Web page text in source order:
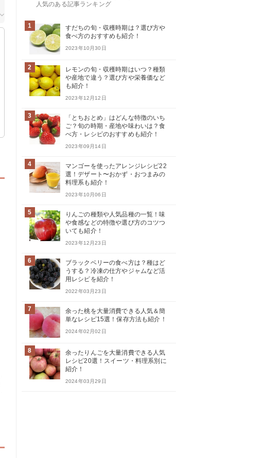
人気のある記事ランキング
1
すだちの旬・収穫時期は？選び方や
食べ方のおすすめも紹介！
2023年10月30日
2
レモンの旬・収穫時期はいつ？種類
や産地で違う？選び方や栄養価など
も紹介！
2023年12月12日
3
「とちおとめ」はどんな特徴のいち
ご？旬の時期・産地や味わいは？食
べ方・レシピのおすすめも紹介！
2023年09月14日
4
マンゴーを使ったアレンジレシピ22
選！デザート〜おかず・おつまみの
料理系も紹介！
2023年10月06日
5
りんごの種類や人気品種の一覧！味
や食感などの特徴や選び方のコツつ
いても紹介！
2023年12月23日
6
ブラックベリーの食べ方は？種はど
うする？冷凍の仕方やジャムなど活
用レシピを紹介！
2022年03月23日
7
余った桃を大量消費できる人気＆簡
単なレシピ15選！保存方法も紹介！
2024年02月02日
8
余ったりんごを大量消費できる人気
レシピ20選！スイーツ・料理系別に
紹介！
2024年03月29日